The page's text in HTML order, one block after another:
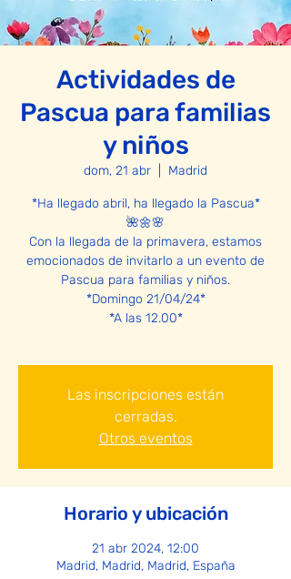
Actividades de
Pascua para familias
y niños
dom, 21 abr Madrid
*Ha llegado abril, ha llegado la Pascua*
🌺🌼🌸
Con la llegada de la primavera, estamos
emocionados de invitarlo a un evento de
Pascua para familias y niños.
*Domingo 21/04/24*
*A las 12.00*
Las inscripciones están
cerradas.
Otros eventos
Horario y ubicación
21 abr 2024, 12:00
Madrid, Madrid, Madrid, España